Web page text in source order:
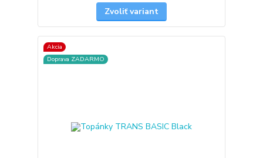
Zvoliť variant
Akcia
Doprava ZADARMO